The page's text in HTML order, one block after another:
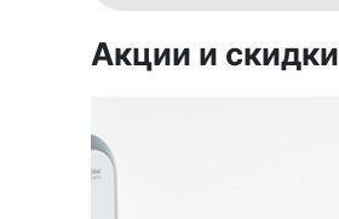
Акции и скидки